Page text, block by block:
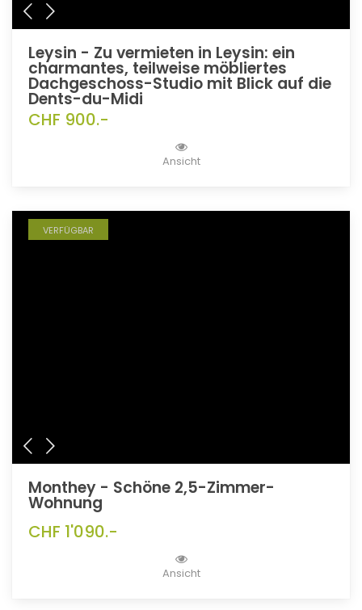
Leysin - Zu vermieten in Leysin: ein
charmantes, teilweise möbliertes
Dachgeschoss-Studio mit Blick auf die
Dents-du-Midi
CHF 900.-
Ansicht
VERFÜGBAR
Monthey - Schöne 2,5-Zimmer-
Wohnung
CHF 1'090.-
Ansicht